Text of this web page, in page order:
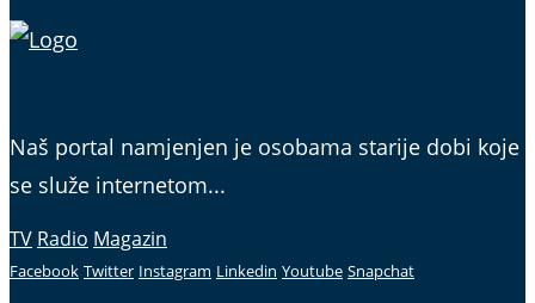
Naš portal namjenjen je osobama starije dobi koje
se služe internetom...
TV Radio Magazin
Facebook Twitter Instagram Linkedin Youtube Snapchat